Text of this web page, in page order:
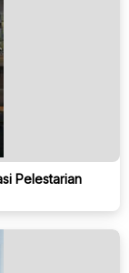
Pelestarian